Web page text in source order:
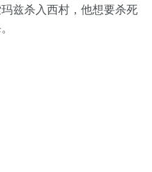
兹杀入西村，他想要杀死